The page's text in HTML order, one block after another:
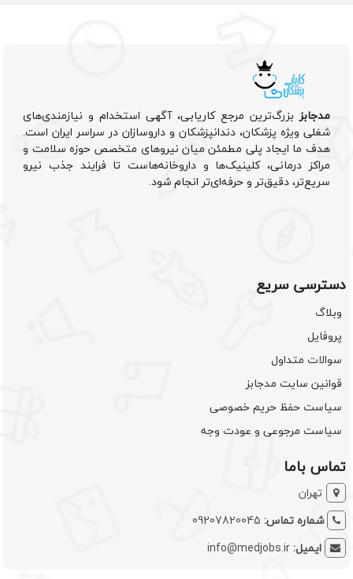
مدجابزبزرگ‌ترین مرجع کاریابی، آگهی استخدام و نیازمندی‌های
شغلی ویژه پزشکان، دندانپزشکان و داروسازان در سراسر ایران است.
هدف ما ایجاد پلی مطمئن میان نیروهای متخصص حوزه سلامت و
مراکز درمانی، کلینیک‌ها و داروخانه‌هاست تا فرایند جذب نیرو
سریع‌تر، دقیق‌تر و حرفه‌ای‌تر انجام شود.
دسترسی سریع
وبلاگ
پروفایل
سوالات متداول
قوانین سایت مدجابز
سیاست حفظ حریم خصوصی
سیاست مرجوعی و عودت وجه
تماس باما
تهران
شماره تماس: 09207820045
ایمیل:info@medjobs.ir